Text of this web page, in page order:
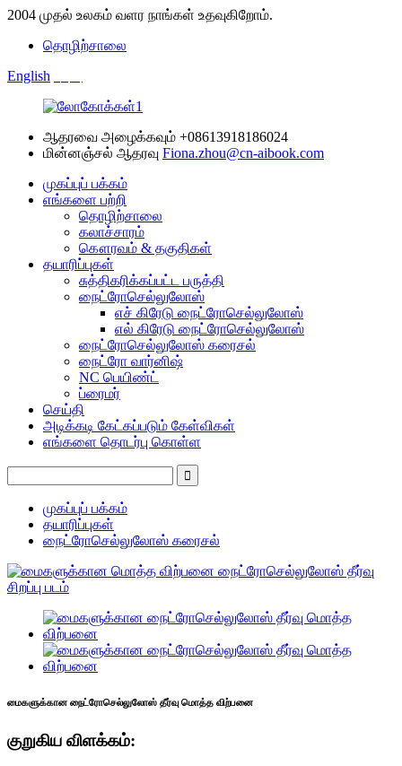
2004 முதல் உலகம் வளர நாங்கள் உதவுகிறோம்.
தொழிற்சாலை
English
ஆதரவை அழைக்கவும் +08613918186024
மின்னஞ்சல் ஆதரவு Fiona.zhou@cn-aibook.com
முகப்புப் பக்கம்
எங்களை பற்றி
தொழிற்சாலை
கலாச்சாரம்
கௌரவம் & தகுதிகள்
தயாரிப்புகள்
சுத்திகரிக்கப்பட்ட பருத்தி
நைட்ரோசெல்லுலோஸ்
எச் கிரேடு நைட்ரோசெல்லுலோஸ்
எல் கிரேடு நைட்ரோசெல்லுலோஸ்
நைட்ரோசெல்லுலோஸ் கரைசல்
நைட்ரோ வார்னிஷ்
NC பெயிண்ட்
ப்ரைமர்
செய்தி
அடிக்கடி கேட்கப்படும் கேள்விகள்
எங்களை தொடர்பு கொள்ள
முகப்புப் பக்கம்
தயாரிப்புகள்
நைட்ரோசெல்லுலோஸ் கரைசல்
மைகளுக்கான நைட்ரோசெல்லுலோஸ் தீர்வு மொத்த விற்பனை
குறுகிய விளக்கம்: